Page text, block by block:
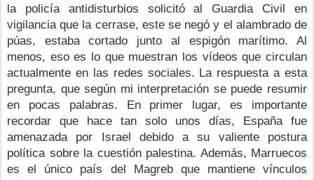
la policía antidisturbios solicitó al Guardia Civil en
vigilancia que la cerrase, este se negó y el alambrado de
púas, estaba cortado junto al espigón marítimo. Al
menos, eso es lo que muestran los vídeos que circulan
actualmente en las redes sociales. La respuesta a esta
pregunta, que según mi interpretación se puede resumir
en pocas palabras. En primer lugar, es importante
recordar que hace tan solo unos días, España fue
amenazada por Israel debido a su valiente postura
política sobre la cuestión palestina. Además, Marruecos
es el único país del Magreb que mantiene vínculos